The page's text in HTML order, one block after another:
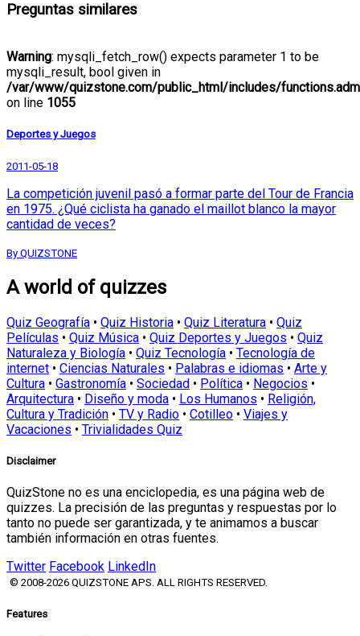
Preguntas similares
Warning: mysqli_fetch_row() expects parameter 1 to be
mysqli_result, bool given in
/var/www/quizstone.com/public_html/includes/
on line 1055
Deportes y Juegos
2011-05-18
La competición juvenil pasó a formar parte del Tour de Francia
en 1975. ¿Qué ciclista ha ganado el maillot blanco la mayor
cantidad de veces?
By QUIZSTONE
A world of quizzes
Quiz Geografía • Quiz Historia • Quiz Literatura • Quiz
Películas • Quiz Música • Quiz Deportes y Juegos • Quiz
Naturaleza y Biología • Quiz Tecnología • Tecnología de
internet • Ciencias Naturales • Palabras e idiomas • Arte y
Cultura • Gastronomía • Sociedad • Política • Negocios •
Arquitectura • Diseño y moda • Los Humanos • Religión,
Cultura y Tradición • TV y Radio • Cotilleo • Viajes y
Vacaciones • Trivialidades Quiz
Disclaimer
QuizStone no es una enciclopedia, es una página web de
quizzes. La precisión de las preguntas y respuestas por lo
tanto no puede ser garantizada, y te animamos a buscar
también información en otras fuentes.
Twitter Facebook LinkedIn
© 2008-2026 QUIZSTONE APS. ALL RIGHTS RESERVED.
Features